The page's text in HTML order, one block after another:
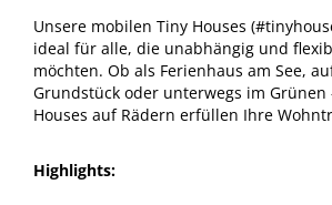
Unsere mobilen Tiny Houses
ideal für alle, die unabhängig und
möchten. Ob als Ferienhaus am See,
Grundstück oder unterwegs im Grünen
Houses auf Rädern erfüllen Ihre
Highlights: